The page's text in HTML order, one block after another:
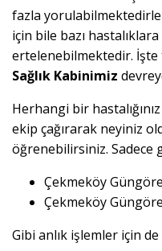
fazla
için bile bazı
ertelenebilmektedir.
Sağlık Kabinimiz
Herhangi bir
ekip çağırarak neyiniz
öğrenebilirsiniz. Sadece
Çekmeköy
Çekmeköy
Gibi anlık işlemler için